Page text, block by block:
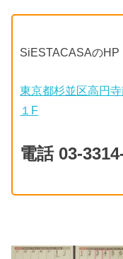
SiESTACASAの
東京都杉並区高円
１F
電話 03-